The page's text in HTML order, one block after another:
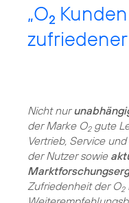
„O2
Nicht nur
der Marke O2gute
Vertrieb, Service
der Nutzer sowie
Zufriedenheit der O2